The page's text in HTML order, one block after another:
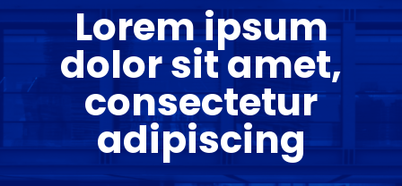
Lorem ipsum
dolor sit amet,
consectetur
adipiscing